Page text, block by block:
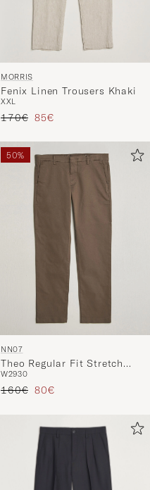
MORRIS
Fenix Linen Trousers Khaki
XXL
Reguliere prijs
170€ Verlaagd prijs
85€
50%
NN07
Theo Regular Fit Stretch
Chinos Mable Husk
W2930
Reguliere prijs
160€ Verlaagd prijs
80€